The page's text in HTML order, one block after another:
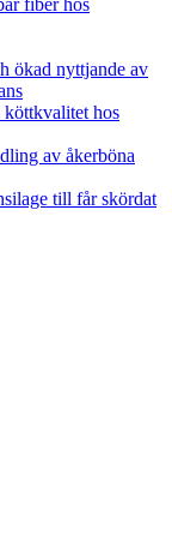
fiber hos
ökad nyttjande av
hos
av åkerböna
till får skördat